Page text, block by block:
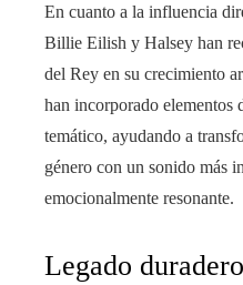
En cuanto a la influencia
Billie Eilish y Halsey han
del Rey en su crecimiento
han incorporado elementos
temático, ayudando a
género con un sonido más
emocionalmente resonante.
Legado duradero